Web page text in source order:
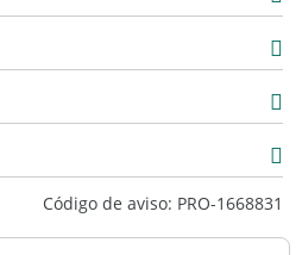
Código de aviso: PRO-1668831